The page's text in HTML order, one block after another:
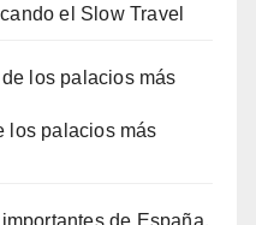
el Slow Travel
los palacios más